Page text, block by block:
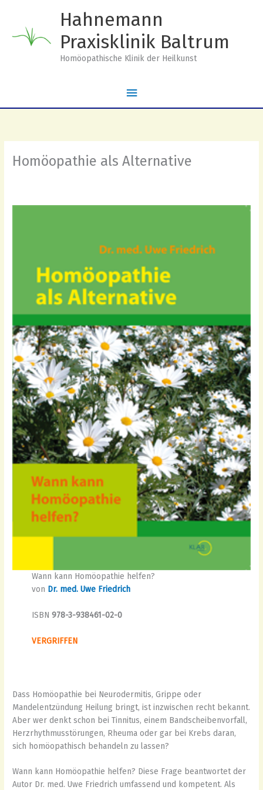
springen
Hahnemann
Praxisklinik Baltrum
Homöopathische Klinik der Heilkunst
Hauptmenü
Homöopathie als Alternative
Wann kann Homöopathie helfen?
von Dr. med. Uwe Friedrich
ISBN 978-3-938461-02-0
VERGRIFFEN
Dass Homöopathie bei Neurodermitis, Grippe oder
Mandelentzündung Heilung bringt, ist inzwischen recht bekannt.
Aber wer denkt schon bei Tinnitus, einem Bandscheibenvorfall,
Herzrhythmusstörungen, Rheuma oder gar bei Krebs daran,
sich homöopathisch behandeln zu lassen?
Wann kann Homöopathie helfen? Diese Frage beantwortet der
Autor Dr. med. Uwe Friedrich umfassend und kompetent. Als